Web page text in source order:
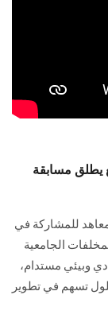
يطلق مسابقة
للمشاركة في
الجامعية
وبيئي مستدام،
تسهم في تطوير